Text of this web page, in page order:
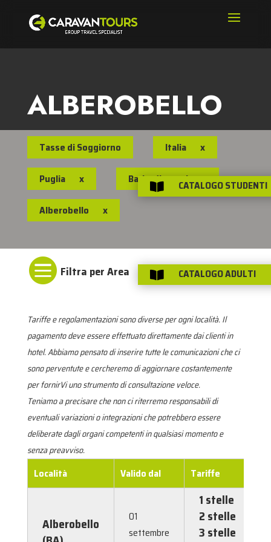
ALBEROBELLO
Tasse di Soggiorno Italia x
Puglia x Bari e dintorni x
Alberobello x

Tariffe e regolamentazioni sono diverse per ogni località. Il
pagamento deve essere effettuato direttamente dai clienti in
hotel. Abbiamo pensato di inserire tutte le comunicazioni che ci
sono perventute e cercheremo di aggiornare costantemente
per fornirVi uno strumento di consultazione veloce.
Teniamo a precisare che non ci riterremo responsabili di
eventuali variazioni o integrazioni che potrebbero essere
deliberate dagli organi competenti in qualsiasi momento e
senza preavviso.
Località Valido dal Tariffe
Alberobello
01
settembre
1 stelle
2 stelle
3 stelle
 CATALOGO STUDENTI
 CATALOGO ADULTI